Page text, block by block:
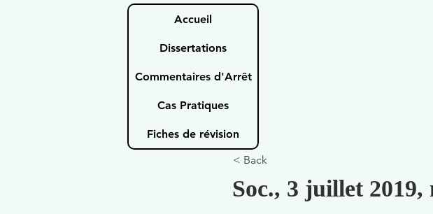
Accueil
Dissertations
Commentaires d'Arrêt
Cas Pratiques
Fiches de révision
< Back
Soc., 3 juillet 2019,